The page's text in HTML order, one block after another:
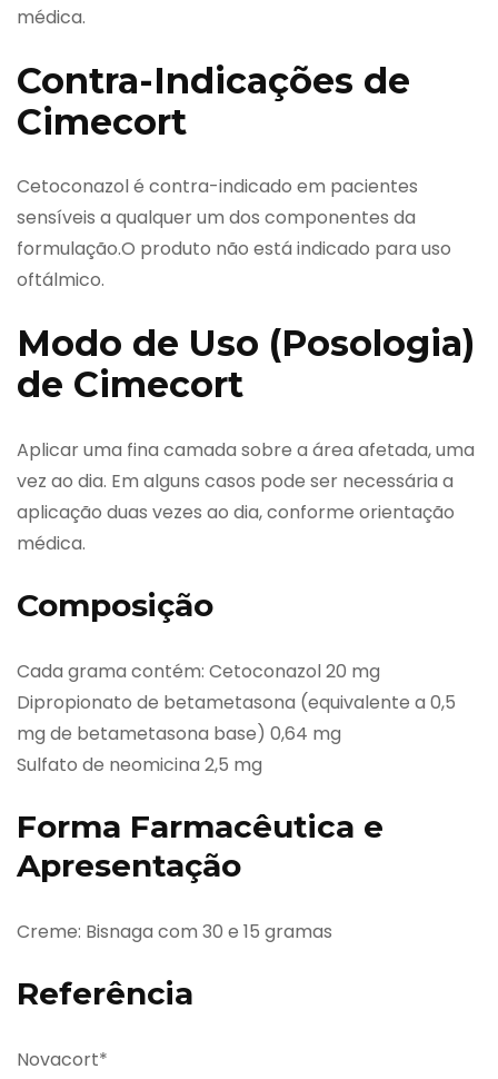
médica.
Contra-Indicações de
Cimecort
Cetoconazol é contra-indicado em pacientes
sensíveis a qualquer um dos componentes da
formulação.O produto não está indicado para uso
oftálmico.
Modo de Uso (Posologia)
de Cimecort
Aplicar uma fina camada sobre a área afetada, uma
vez ao dia. Em alguns casos pode ser necessária a
aplicação duas vezes ao dia, conforme orientação
médica.
Composição
Cada grama contém: Cetoconazol 20 mg
Dipropionato de betametasona (equivalente a 0,5
mg de betametasona base) 0,64 mg
Sulfato de neomicina 2,5 mg
Forma Farmacêutica e
Apresentação
Creme: Bisnaga com 30 e 15 gramas
Referência
Novacort*